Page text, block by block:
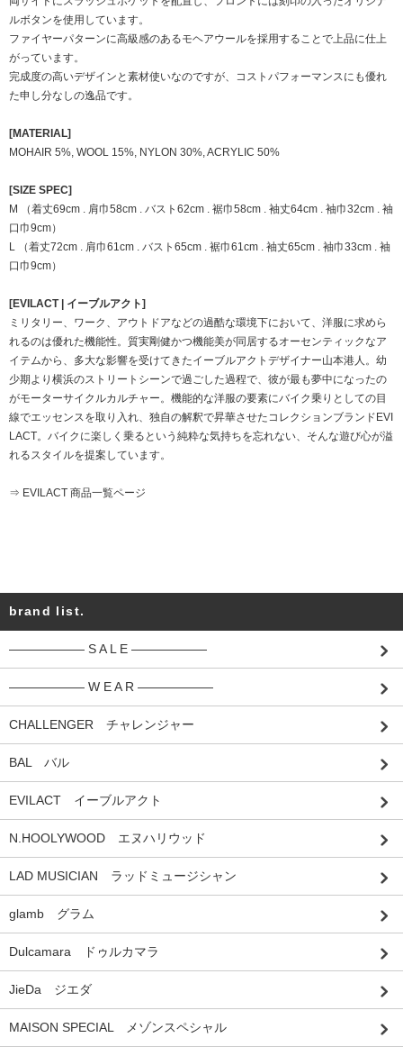
ルボタンを使用しています。
ファイヤーパターンに高級感のあるモヘアウールを採用することで上品に仕上
がっています。
完成度の高いデザインと素材使いなのですが、コストパフォーマンスにも優れ
た申し分なしの逸品です。
[MATERIAL]
MOHAIR 5%, WOOL 15%, NYLON 30%, ACRYLIC 50%
[SIZE SPEC]
M （着丈69cm . 肩巾58cm . バスト62cm . 裾巾58cm . 袖丈64cm . 袖巾32cm . 袖
口巾9cm）
L （着丈72cm . 肩巾61cm . バスト65cm . 裾巾61cm . 袖丈65cm . 袖巾33cm . 袖
口巾9cm）
[EVILACT | イーブルアクト]
ミリタリー、ワーク、アウトドアなどの過酷な環境下において、洋服に求めら
れるのは優れた機能性。質実剛健かつ機能美が同居するオーセンティックなア
イテムから、多大な影響を受けてきたイーブルアクトデザイナー山本港人。幼
少期より横浜のストリートシーンで過ごした過程で、彼が最も夢中になったの
がモーターサイクルカルチャー。機能的な洋服の要素にバイク乗りとしての目
線でエッセンスを取り入れ、独自の解釈で昇華させたコレクションブランドEVI
LACT。バイクに楽しく乗るという純粋な気持ちを忘れない、そんな遊び心が溢
れるスタイルを提案しています。
⇒ EVILACT 商品一覧ページ
brand list.
―――――― S A L E ――――――
―――――― W E A R ――――――
CHALLENGER チャレンジャー
BAL バル
EVILACT イーブルアクト
N.HOOLYWOOD エヌハリウッド
LAD MUSICIAN ラッドミュージシャン
glamb グラム
Dulcamara ドゥルカマラ
JieDa ジエダ
MAISON SPECIAL メゾンスペシャル